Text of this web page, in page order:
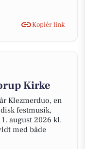
Kopiér link
Kirke
Klezmerduo, en
festmusik,
august 2026 kl.
med både